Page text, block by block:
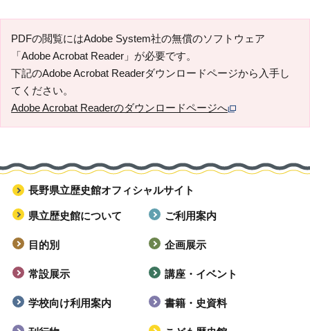
PDFの閲覧にはAdobe System社の無償のソフトウェア
「Adobe Acrobat Reader」が必要です。
下記のAdobe Acrobat Readerダウンロードページから入手し
てください。
Adobe Acrobat Readerのダウンロードページへ
長野県立歴史館オフィシャルサイト
県立歴史館について ご利用案内
目的別 企画展示
常設展示 講座・イベント
学校向け利用案内 書籍・史資料